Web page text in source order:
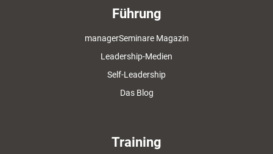
Führung
managerSeminare Magazin
Leadership-Medien
Self-Leadership
Das Blog
Training